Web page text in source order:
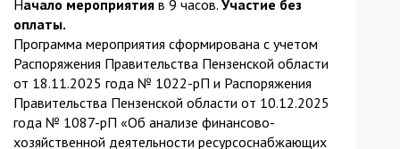
Начало мероприятия в 9 часов. Участие без
оплаты.
Программа мероприятия сформирована с учетом
Распоряжения Правительства Пензенской области
от 18.11.2025 года № 1022-рП и Распоряжения
Правительства Пензенской области от 10.12.2025
года № 1087-рП «Об анализе финансово-
хозяйственной деятельности ресурсоснабжающих